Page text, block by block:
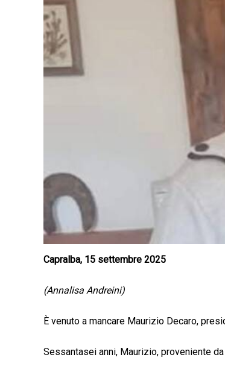
Capralba, 15 settembre 2025
(Annalisa Andreini)
È venuto a mancare Maurizio Decaro,
Sessantasei anni, Maurizio, proveniente